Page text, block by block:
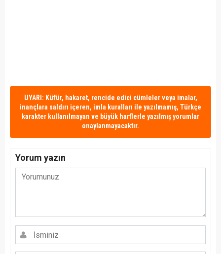
UYARI: Küfür, hakaret, rencide edici cümleler veya imalar,
inançlara saldırı içeren, imla kuralları ile yazılmamış, Türkçe
karakter kullanılmayan ve büyük harflerle yazılmış yorumlar
onaylanmayacaktır.
Yorum yazın